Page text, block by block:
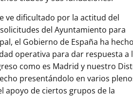
ve dificultado por la actitud del
del Ayuntamiento para
el Gobierno de España ha hecho
operativa para dar respuesta a
como es Madrid y nuestro
presentándolo en varios
apoyo de ciertos grupos de la